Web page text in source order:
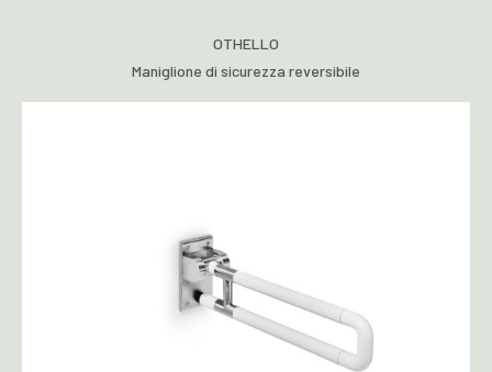
OTHELLO
Maniglione di sicurezza reversibile